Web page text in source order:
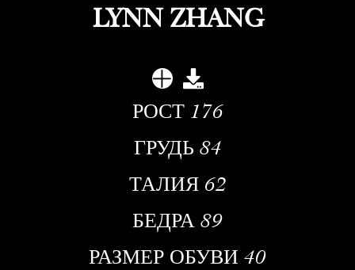
LYNN ZHANG
РОСТ 176
ГРУДЬ 84
ТАЛИЯ 62
БЕДРА 89
РАЗМЕР ОБУВИ 40